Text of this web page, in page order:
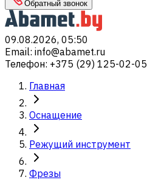
Обратный звонок
09.08.2026, 05:50
Email: info@abamet.ru
Телефон: +375 (29) 125-02-05
Главная
Оснащение
Режущий инструмент
Фрезы